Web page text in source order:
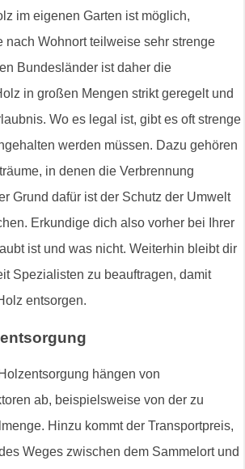
im eigenen Garten ist möglich,
nach Wohnort teilweise sehr strenge
Bundesländer ist daher die
in großen Mengen strikt geregelt und
Wo es legal ist, gibt es oft strenge
werden müssen. Dazu gehören
in denen die Verbrennung
Grund dafür ist der Schutz der Umwelt
Erkundige dich also vorher bei Ihrer
ist und was nicht. Weiterhin bleibt dir
Spezialisten zu beauftragen, damit
entsorgen.
hängen von
ab, beispielsweise von der zu
Hinzu kommt der Transportpreis,
Weges zwischen dem Sammelort und